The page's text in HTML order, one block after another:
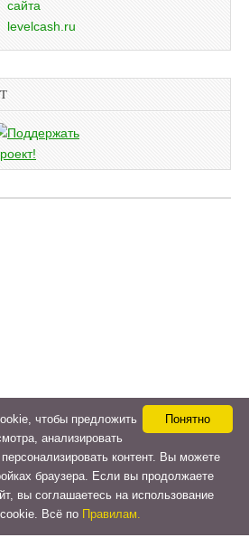
Понятно
чтобы предложить
анализировать
контент. Вы можете
браузера. Если вы продолжаете
вы соглашаетесь на использование
Всё по Правилам.